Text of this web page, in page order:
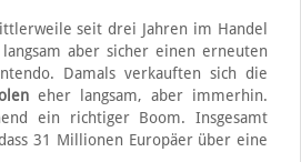
seit drei Jahren im Handel
aber sicher einen erneuten
Damals verkauften sich die
eher langsam, aber immerhin.
ein richtiger Boom. Insgesamt
31 Millionen Europäer über eine